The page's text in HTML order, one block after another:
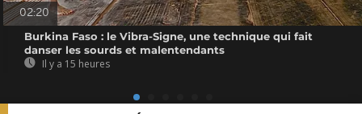
02:20
Burkina Faso : le Vibra-Signe, une technique qui fait
danser les sourds et malentendants
Il y a 15 heures